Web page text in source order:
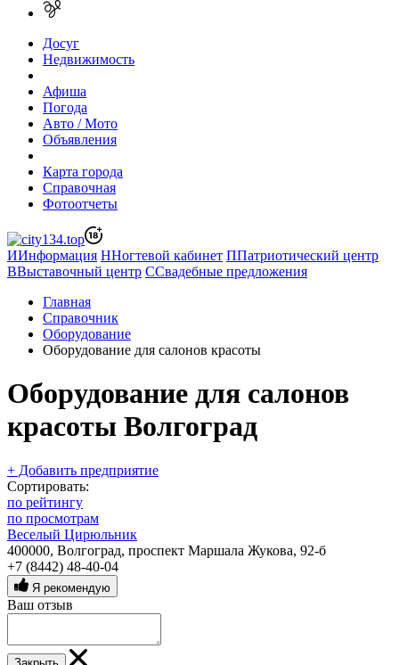
Досуг
Недвижимость
Афиша
Погода
Авто / Мото
Объявления
Карта города
Справочная
Фотоотчеты
ИИнформация ННогтевой кабинет ППатриотический центр
ВВыставочный центр ССвадебные предложения
Главная
Справочник
Оборудование
Оборудование для салонов красоты
Оборудование для салонов
красоты Волгоград
+ Добавить предприятие
Сортировать:
по рейтингу
по просмотрам
Веселый Цирюльник
400000, Волгоград, проспект Маршала Жукова, 92-б
+7 (8442) 48-40-04
Я рекомендую
Ваш отзыв